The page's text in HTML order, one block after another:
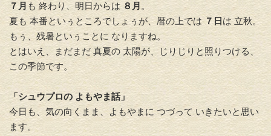
７月 も 終わり、明日からは ８月 。
夏も 本番といぅところでしょぅが、暦の上では ７日 は 立秋。
もぅ、残暑といぅことに なりますね。
とはいえ、まだまだ 真夏の 太陽が、じりじりと照りつける、
この季節です。
「シュウプロの よもやま話」
今日も、気の向くまま、よもやまに つづって いきたいと思い
ます。